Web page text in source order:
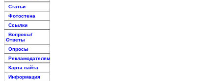
Статьи
Фотостена
Ссылки
Вопросы/
Ответы
Опросы
Рекламодателям
Карта сайта
Информация